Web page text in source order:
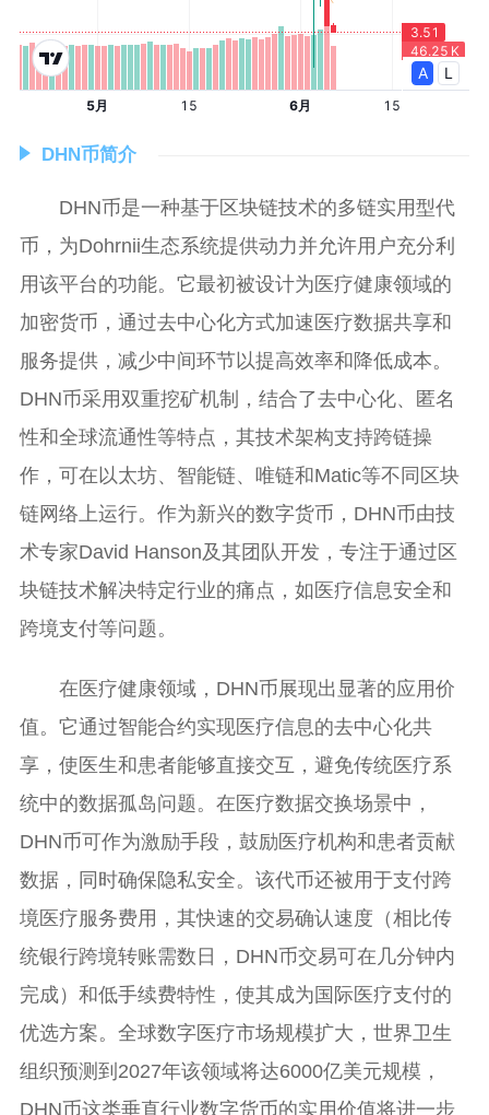
DHN币简介
DHN币是一种基于区块链技术的多链实用型代
币，为Dohrnii生态系统提供动力并允许用户充分利
用该平台的功能。它最初被设计为医疗健康领域的
加密货币，通过去中心化方式加速医疗数据共享和
服务提供，减少中间环节以提高效率和降低成本。
DHN币采用双重挖矿机制，结合了去中心化、匿名
性和全球流通性等特点，其技术架构支持跨链操
作，可在以太坊、智能链、唯链和Matic等不同区块
链网络上运行。作为新兴的数字货币，DHN币由技
术专家David Hanson及其团队开发，专注于通过区
块链技术解决特定行业的痛点，如医疗信息安全和
跨境支付等问题。
在医疗健康领域，DHN币展现出显著的应用价
值。它通过智能合约实现医疗信息的去中心化共
享，使医生和患者能够直接交互，避免传统医疗系
统中的数据孤岛问题。在医疗数据交换场景中，
DHN币可作为激励手段，鼓励医疗机构和患者贡献
数据，同时确保隐私安全。该代币还被用于支付跨
境医疗服务费用，其快速的交易确认速度（相比传
统银行跨境转账需数日，DHN币交易可在几分钟内
完成）和低手续费特性，使其成为国际医疗支付的
优选方案。全球数字医疗市场规模扩大，世界卫生
组织预测到2027年该领域将达6000亿美元规模，
DHN币这类垂直行业数字货币的实用价值将进一步